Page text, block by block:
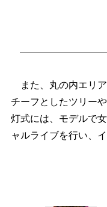
また、丸の内エリア
チーフとしたツリー
灯式には、モデルで
ャルライブを行い、